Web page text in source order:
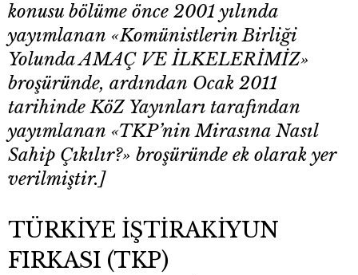
konusu bölüme önce 2001 yılında
yayımlanan «Komünistlerin Birliği
Yolunda AMAÇ VE İLKELERİMİZ»
broşüründe, ardından Ocak 2011
tarihinde KöZ Yayınları tarafından
yayımlanan «TKP’nin Mirasına Nasıl
Sahip Çıkılır?» broşüründe ek olarak yer
verilmiştir.]
TÜRKİYE İŞTİRAKİYUN
FIRKASI (TKP)